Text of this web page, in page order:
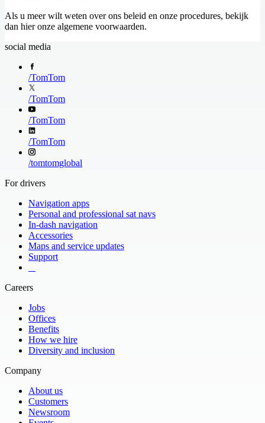
Als u meer wilt weten over ons beleid en onze procedures, bekijk
dan hier onze algemene voorwaarden.
social media
/TomTom
/TomTom
/TomTom
/TomTom
/tomtomglobal
For drivers
Navigation apps
Personal and professional sat navs
In-dash navigation
Accessories
Maps and service updates
Support
Careers
Jobs
Offices
Benefits
How we hire
Diversity and inclusion
Company
About us
Customers
Newsroom